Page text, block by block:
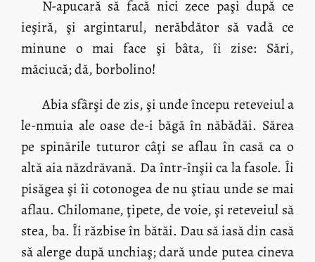
N-apucară să facă nici zece paşi după ce
ieşiră, şi argintarul, nerăbdător să vadă ce
minune o mai face şi bâta, îi zise: Sări,
măciucă; dă, borbolino!
Abia sfârşi de zis, şi unde începu reteveiul a
le-nmuia ale oase de-i băgă în năbădăi. Sărea
pe spinările tuturor câţi se aflau în casă ca o
altă aia năzdrăvană. Da într-înşii ca la fasole. Îi
pisăgea şi îi cotonogea de nu ştiau unde se mai
aflau. Chilomane, ţipete, de voie, şi reteveiul să
stea, ba. Îi răzbise în bătăi. Dau să iasă din casă
să alerge după unchiaş; dară unde putea cineva